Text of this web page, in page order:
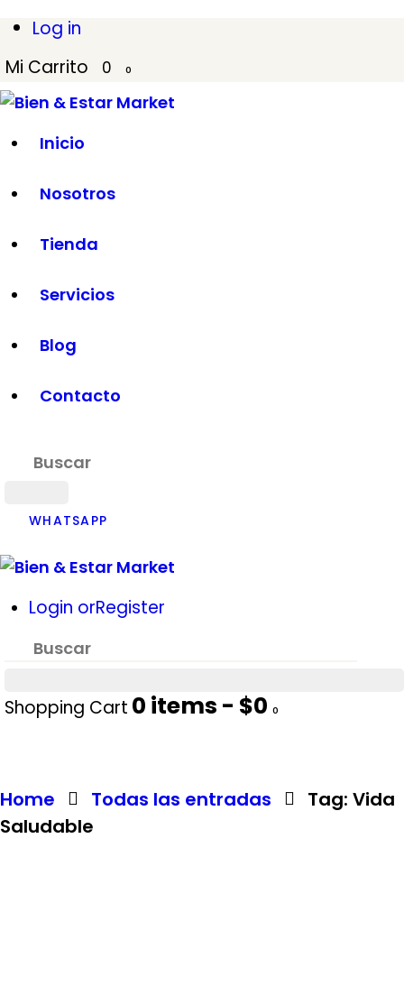
Log in
Mi Carrito
0 0
Inicio
Nosotros
Tienda
Servicios
Blog
Contacto
WHATSAPP
Login orRegister
Shopping Cart 0 items - $0 0
Home Todas las entradas
Tag: Vida
Saludable
INICIO
NOSOTROS
TIENDA
SERVICIOS
BLOG
CONTACTO